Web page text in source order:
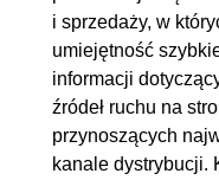
3. Manipulacja
3.1. Wczytanie
.txt, .csv. xls, .xlsx,
sprzedaz.csv
3.2. Agregacja danych
i sprzedaży, w
umiejętność
informacji
źródeł ruchu na
przynoszących
kanale dystrybucji.